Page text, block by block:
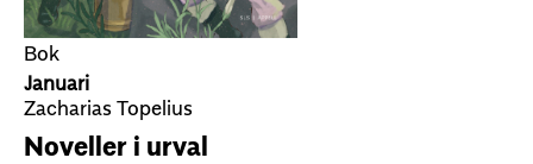
Bok
Januari
Zacharias Topelius
Noveller i urval